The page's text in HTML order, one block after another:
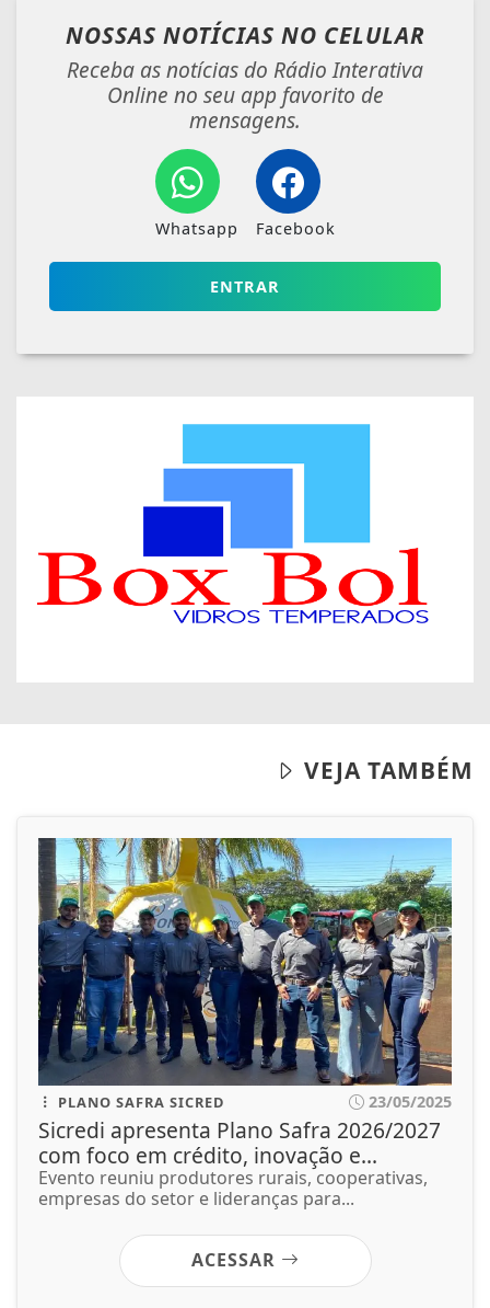
NOSSAS NOTÍCIAS NO CELULAR
Receba as notícias do Rádio Interativa
Online no seu app favorito de
mensagens.
Whatsapp Facebook
ENTRAR
VEJA TAMBÉM
PLANO SAFRA SICRED 23/05/2025
Sicredi apresenta Plano Safra 2026/2027
com foco em crédito, inovação e...
Evento reuniu produtores rurais, cooperativas,
empresas do setor e lideranças para...
ACESSAR